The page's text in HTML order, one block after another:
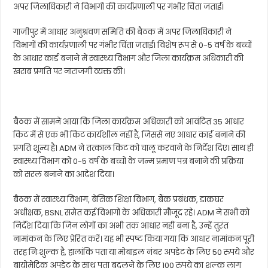
अपर जिलाधिकारी ने विभागों की कार्यप्रणाली पर गंभीर चिंता जताई।
गाजीपुर में आधार अनुश्रवण समिति की बैठक में अपर जिलाधिकारी ने
विभागों की कार्यप्रणाली पर गंभीर चिंता जताई। विशेष रूप से 0-5 वर्ष के बच्चों
के आधार कार्ड बनाने में स्वास्थ्य विभाग और जिला कार्यक्रम अधिकारी की
खराब प्रगति पर नाराजगी व्यक्त की।
बैठक में सामने आया कि जिला कार्यक्रम अधिकारी को आवंटित 35 आधार
किट में से एक भी किट कार्यशील नहीं है, जिससे नए आधार कार्ड बनाने की
प्रगति शून्य है। ADM ने तत्काल किट को चालू करवाने के निर्देश दिए। साथ ही
स्वास्थ्य विभाग को 0-5 वर्ष के बच्चों के जन्म प्रमाण पत्र बनाने की प्रक्रिया
को सरल बनाने का आदेश दिया।
बैठक में स्वास्थ्य विभाग, बेसिक शिक्षा विभाग, बैंक प्रबंधक, डाकघर
अधीक्षक, BSNL समेत कई विभागों के अधिकारी मौजूद रहे। ADM ने सभी को
निर्देश दिया कि जिन लोगों का अभी तक आधार नहीं बना है, उन्हें तुरंत
नामांकन के लिए प्रेरित करें। यह भी स्पष्ट किया गया कि आधार नामांकन पूरी
तरह निःशुल्क है, हालांकि पता या मोबाइल नंबर अपडेट के लिए 50 रुपये और
बायोमेट्रिक अपडेट के साथ पता बदलने के लिए 100 रुपये का शुल्क लागू